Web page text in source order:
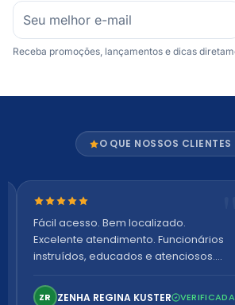
Receba promoções, lançamentos e dicas
O QUE NOSSOS CLIENTES
Nota 5 de 5 estrelas
Fácil acesso. Bem localizado.
Excelente atendimento. Funcionários
instruídos, educados e atenciosos.
confortável. Perfeito!
ZR ZENHA REGINA KUSTER VERIFICADA